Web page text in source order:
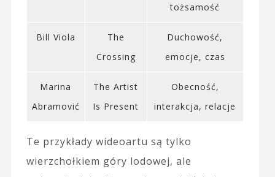
tożsamość
Bill Viola
The
Crossing
Duchowość,
emocje, czas
Marina
Abramović
The Artist
Is Present
Obecność,
interakcja, relacje
Te przykłady wideoartu są tylko
wierzchołkiem góry lodowej, ale